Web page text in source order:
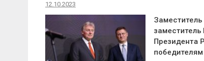
12.10.2023
Президента